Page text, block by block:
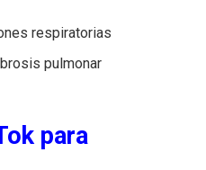
respiratorias
pulmonar
para